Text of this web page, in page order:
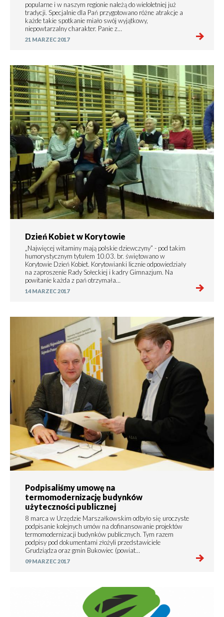
popularne i w naszym regionie należą do wieloletniej już
tradycji. Specjalnie dla Pań przygotowano różne atrakcje a
każde takie spotkanie miało swój wyjątkowy,
niepowtarzalny charakter. Panie z…
21 MARZEC 2017
Dzień Kobiet w Korytowie
„Najwięcej witaminy mają polskie dziewczyny” - pod takim
humorystycznym tytułem 10.03. br. świętowano w
Korytowie Dzień Kobiet. Korytowianki licznie odpowiedziały
na zaproszenie Rady Sołeckiej i kadry Gimnazjum. Na
powitanie każda z pań otrzymała…
14 MARZEC 2017
Podpisaliśmy umowę na
termomodernizację budynków
użyteczności publicznej
8 marca w Urzędzie Marszałkowskim odbyło się uroczyste
podpisanie kolejnych umów na dofinansowanie projektów
termomodernizacji budynków publicznych. Tym razem
podpisy pod dokumentami złożyli przedstawiciele
Grudziądza oraz gmin Bukowiec (powiat…
09 MARZEC 2017